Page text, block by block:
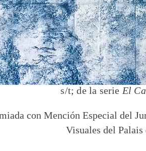
s/t; de la serie El
con Mención Especial del
Visuales del Palais